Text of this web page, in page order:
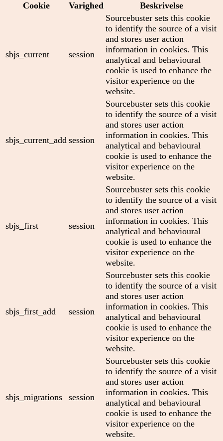
Cookie
Varighed Beskrivelse
sbjs_current session
Sourcebuster sets this cookie
to identify the source of a visit
and stores user action
information in cookies. This
analytical and behavioural
cookie is used to enhance the
visitor experience on the
website.
sbjs_current_add session
Sourcebuster sets this cookie
to identify the source of a visit
and stores user action
information in cookies. This
analytical and behavioural
cookie is used to enhance the
visitor experience on the
website.
sbjs_first session
Sourcebuster sets this cookie
to identify the source of a visit
and stores user action
information in cookies. This
analytical and behavioural
cookie is used to enhance the
visitor experience on the
website.
sbjs_first_add session
Sourcebuster sets this cookie
to identify the source of a visit
and stores user action
information in cookies. This
analytical and behavioural
cookie is used to enhance the
visitor experience on the
website.
sbjs_migrations session
Sourcebuster sets this cookie
to identify the source of a visit
and stores user action
information in cookies. This
analytical and behavioural
cookie is used to enhance the
visitor experience on the
website.